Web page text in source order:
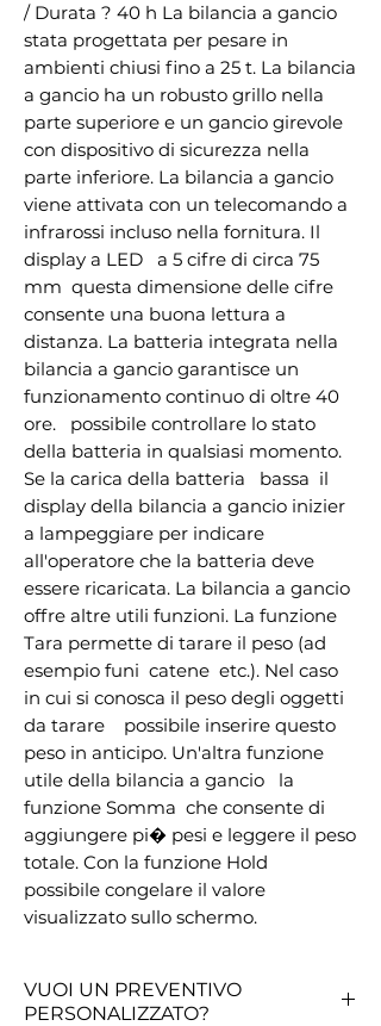
/ Durata ? 40 h La bilancia a gancio
stata progettata per pesare in
ambienti chiusi fino a 25 t. La bilancia
a gancio ha un robusto grillo nella
parte superiore e un gancio girevole
con dispositivo di sicurezza nella
parte inferiore. La bilancia a gancio
viene attivata con un telecomando a
infrarossi incluso nella fornitura. Il
display a LED   a 5 cifre di circa 75
mm  questa dimensione delle cifre
consente una buona lettura a
distanza. La batteria integrata nella
bilancia a gancio garantisce un
funzionamento continuo di oltre 40
ore.   possibile controllare lo stato
della batteria in qualsiasi momento.
Se la carica della batteria   bassa  il
display della bilancia a gancio inizier
a lampeggiare per indicare
all'operatore che la batteria deve
essere ricaricata. La bilancia a gancio
offre altre utili funzioni. La funzione
Tara permette di tarare il peso (ad
esempio funi  catene  etc.). Nel caso
in cui si conosca il peso degli oggetti
da tarare    possibile inserire questo
peso in anticipo. Un'altra funzione
utile della bilancia a gancio   la
funzione Somma  che consente di
aggiungere pi� pesi e leggere il peso
totale. Con la funzione Hold
possibile congelare il valore
visualizzato sullo schermo.
VUOI UN PREVENTIVO
PERSONALIZZATO?